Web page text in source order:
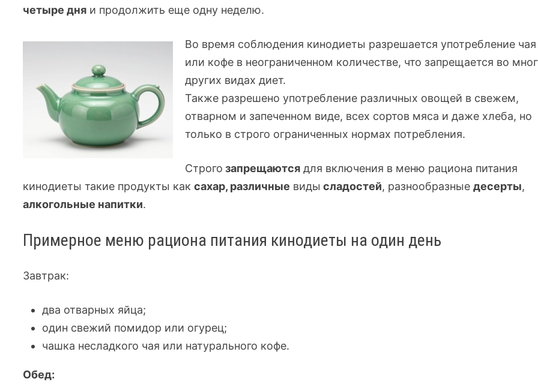
четыре дня и продолжить еще одну неделю.
Во время соблюдения кинодиеты разрешается употребление чая
или кофе в неограниченном количестве, что запрещается во
других видах диет.
Также разрешено употребление различных овощей в свежем,
отварном и запеченном виде, всех сортов мяса и даже хлеба, но
только в строго ограниченных нормах потребления.
Строго запрещаются для включения в меню рациона питания
кинодиеты такие продукты каксахар, различные виды сладостей, разнообразныедесерты,
алкогольные напитки.
Примерное меню рациона питания кинодиеты на один день
Завтрак:
два отварных яйца;
один свежий помидор или огурец;
чашка несладкого чая или натурального кофе.
Обед: